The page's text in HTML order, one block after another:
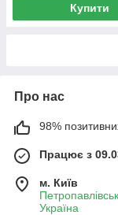
Купити
Про нас
98%
Працює з
м. Київ
Україна